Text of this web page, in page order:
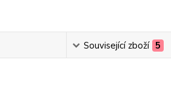
Související zboží 5